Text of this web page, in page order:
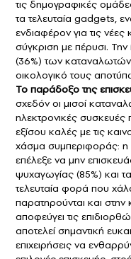
τις δημογραφικές
τα τελευταία gadgets,
ενδιαφέρον για τις
σύγκριση με πέρυσι. Την
(36%) των καταναλωτών
οικολογικό τους
Το παράδοξο της
σχεδόν οι μισοί
ηλεκτρονικές συσκευές
εξίσου καλές με τις
χάσμα συμπεριφοράς:
επέλεξε να μην
ψυχαγωγίας (85%) και
τελευταία φορά που
παρατηρούνται και
αποφεύγει τις
αποτελεί σημαντική
επιχειρήσεις να